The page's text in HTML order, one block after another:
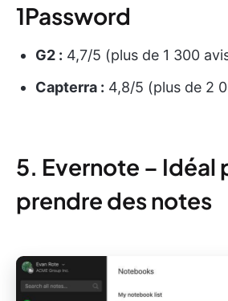
1Password
G2 : 4,7/5 (plus de 1 300
Capterra : 4,8/5 (plus de 2
5. Evernote – Idéal
prendre des notes